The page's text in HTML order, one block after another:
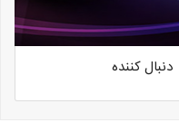
دنبال کننده